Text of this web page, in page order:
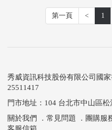
第一頁 < 1
秀威資訊科技股份有限公司國
25511417
門市地址：104 台北市中山區
關於我們
． 常見問題 ． 團購服